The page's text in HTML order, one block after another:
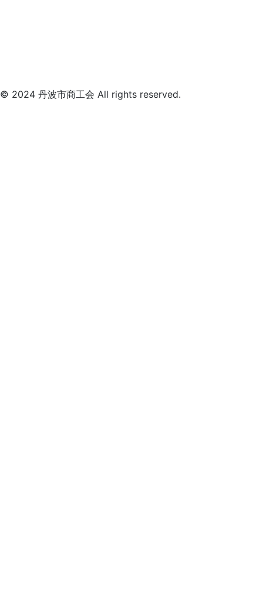
© 2024 丹波市商工会 All rights reserved.